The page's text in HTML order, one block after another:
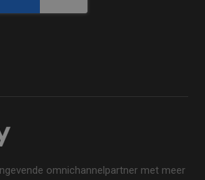
omnichannelpartner met meer